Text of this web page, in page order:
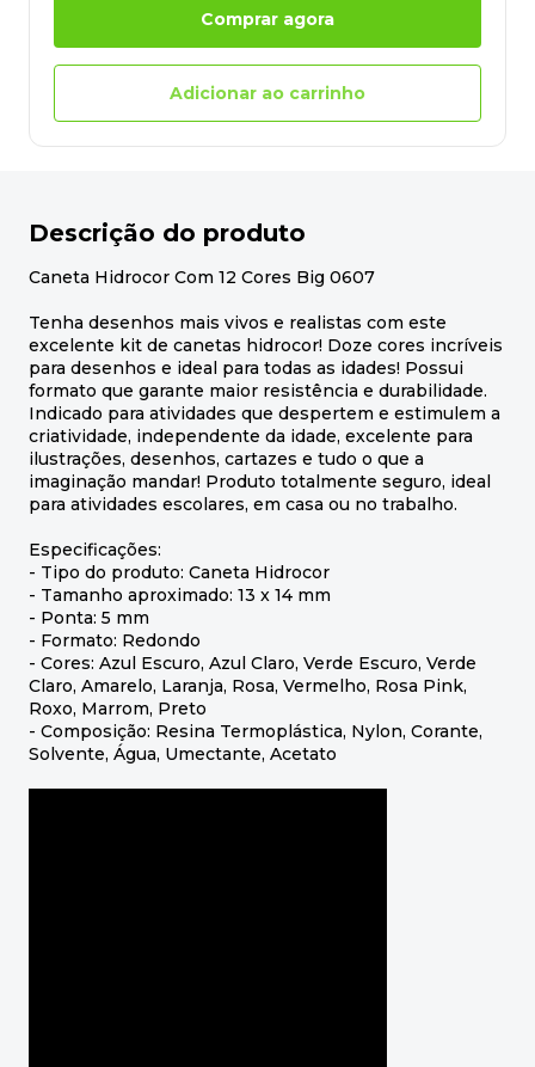
Comprar agora
Adicionar ao carrinho
Descrição do produto
Caneta Hidrocor Com 12 Cores Big 0607
Tenha desenhos mais vivos e realistas com este
excelente kit de canetas hidrocor! Doze cores incríveis
para desenhos e ideal para todas as idades! Possui
formato que garante maior resistência e durabilidade.
Indicado para atividades que despertem e estimulem a
criatividade, independente da idade, excelente para
ilustrações, desenhos, cartazes e tudo o que a
imaginação mandar! Produto totalmente seguro, ideal
para atividades escolares, em casa ou no trabalho.
Especificações:
- Tipo do produto: Caneta Hidrocor
- Tamanho aproximado: 13 x 14 mm
- Ponta: 5 mm
- Formato: Redondo
- Cores: Azul Escuro, Azul Claro, Verde Escuro, Verde
Claro, Amarelo, Laranja, Rosa, Vermelho, Rosa Pink,
Roxo, Marrom, Preto
- Composição: Resina Termoplástica, Nylon, Corante,
Solvente, Água, Umectante, Acetato